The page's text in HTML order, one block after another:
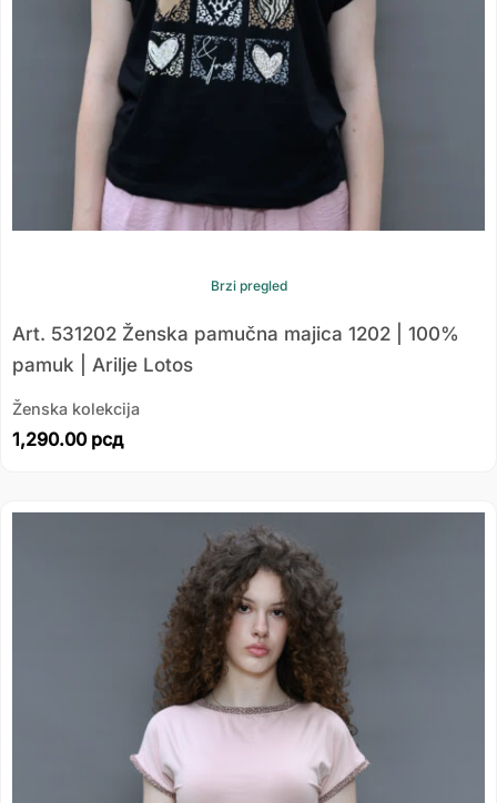
Brzi pregled
Art. 531202 Ženska pamučna majica 1202 | 100%
pamuk | Arilje Lotos
Ženska kolekcija
1,290.00 рсд